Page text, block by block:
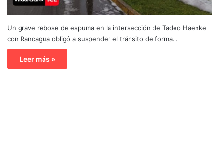
Un grave rebose de espuma en la intersección de Tadeo Haenke
con Rancagua obligó a suspender el tránsito de forma…
Leer más »